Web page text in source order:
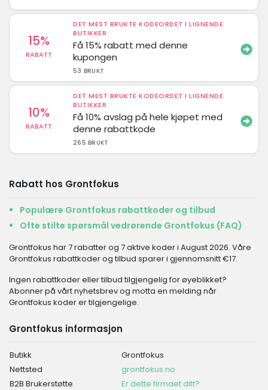
15%
RABATT
DET MEST BRUKTE KODEORDET I LIGNENDE
BUTIKKER
Få 15% rabatt med denne
kupongen
53 BRUKT
10%
RABATT
DET MEST BRUKTE KODEORDET I LIGNENDE
BUTIKKER
Få 10% avslag på hele kjøpet med
denne rabattkode
265 BRUKT
Rabatt hos Grontfokus
Populære Grontfokus rabattkoder og tilbud
Ofte stilte spørsmål vedrørende Grontfokus (FAQ)
Grontfokus har 7 rabatter og 7 aktive koder i August 2026. Våre
Grontfokus rabattkoder og tilbud sparer i gjennomsnitt €17.
Ingen rabattkoder eller tilbud tilgjengelig for øyeblikket?
Abonner på vårt nyhetsbrev og motta en melding når
Grontfokus koder er tilgjengelige.
Grontfokus informasjon
Butikk
Grontfokus
Nettsted
grontfokus.no
B2B Brukerstøtte
Er dette firmaet ditt?